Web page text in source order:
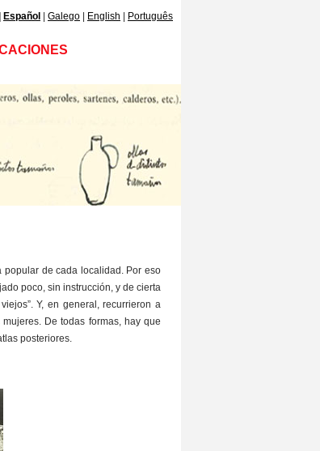
Español Galego English Português
popular de cada localidad. Por eso
poco, sin instrucción, y de cierta
Y, en general, recurrieron a
De todas formas, hay que
posteriores.